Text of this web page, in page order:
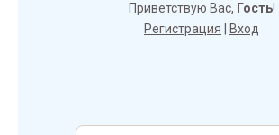
Приветствую Вас, Гость!
Регистрация
Вход